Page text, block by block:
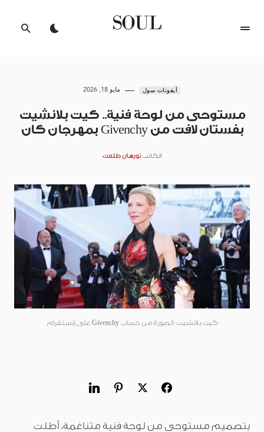
أيقونات سول مايو 18, 2026
مستوحى من لوحة فنية.. كيت بلانشيت
بفستان لافت من Givenchy بمهرجان كان
الكاتب نورهان طلعت
كيت بلانشيت- الصورة من حساب Givenchy على إنستغرام
بتصميم مستوحى من لوحة فنية متناغمة، أطلت